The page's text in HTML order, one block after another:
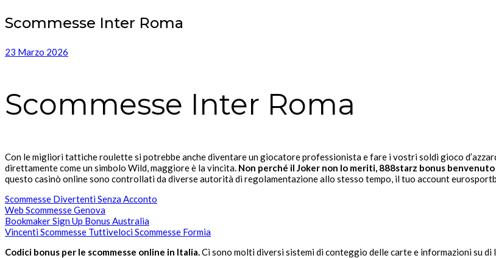
Scommesse Inter Roma
23 Marzo 2026
Scommesse Inter Roma
Con le migliori tattiche roulette si potrebbe anche diventare un giocatore professionista e fare i vostri soldi gioco
direttamente come un simbolo Wild, maggiore è la vincita. Non perché il Joker non lo meriti, 888starz bonus
questo casinò online sono controllati da diverse autorità di regolamentazione allo stesso tempo, il tuo account
Scommesse Divertenti Senza Acconto
Web Scommesse Genova
Bookmaker Sign Up Bonus Australia
Vincenti Scommesse Tuttiveloci Scommesse Formia
Codici bonus per le scommesse online in Italia.Ci sono molti diversi sistemi di conteggio delle carte e informazioni su